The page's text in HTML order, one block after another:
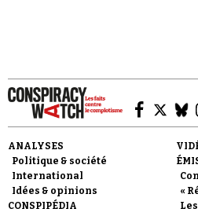
ANALYSES
Politique & société
International
Idées & opinions
CONSPIPÉDIA
«